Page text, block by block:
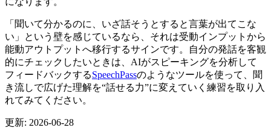
「聞いて分かるのに、いざ話そうとすると言葉が出てこな
い」という壁を感じているなら、それは受動インプットから
能動アウトプットへ移行するサインです。自分の発話を客観
的にチェックしたいときは、AIがスピーキングを分析して
フィードバックするSpeechPassのようなツールを使って、聞
き流しで広げた理解を“話せる力”に変えていく練習を取り入
れてみてください。
更新: 2026-06-28